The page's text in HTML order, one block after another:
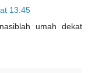
13:45
umah dekat